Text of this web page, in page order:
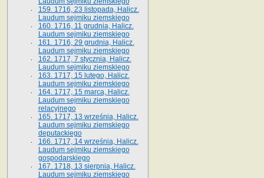
159. 1716, 23 listopada, Halicz.
Laudum sejmiku ziemskiego
160. 1716, 11 grudnia, Halicz.
Laudum sejmiku ziemskiego
161. 1716, 29 grudnia, Halicz.
Laudum sejmiku ziemskiego
162. 1717, 7 stycznia, Halicz.
Laudum sejmiku ziemskiego
163. 1717, 15 lutego, Halicz.
Laudum sejmiku ziemskiego
164. 1717, 15 marca, Halicz.
Laudum sejmiku ziemskiego
relacyjnego
165. 1717, 13 września, Halicz.
Laudum sejmiku ziemskiego
deputackiego
166. 1717, 14 września, Halicz.
Laudum sejmiku ziemskiego
gospodarskiego
167. 1718, 13 sierpnia, Halicz.
Laudum sejmiku ziemskiego